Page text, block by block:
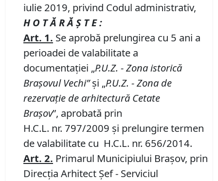
iulie 2019, privind Codul administrativ,
H O T Ă R Ă Ş T E :
Art. 1. Se aprobă prelungirea cu 5 ani a
perioadei de valabilitate a
documentaţiei „P.U.Z. - Zona istorică
Braşovul Vechi”şi „P.U.Z. - Zona de
rezervaţie de arhitectură Cetate
Braşov”, aprobată prin
H.C.L. nr. 797/2009 şi prelungire termen
de valabilitate cu H.C.L. nr. 656/2014.
Art. 2. Primarul Municipiului Braşov, prin
Direcţia Arhitect Şef - Serviciul